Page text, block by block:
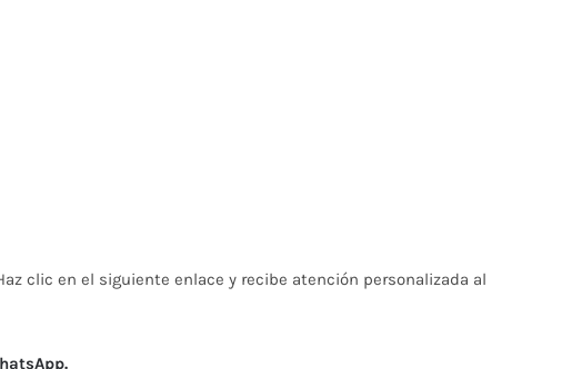
clic en el siguiente enlace y recibe atención personalizada al